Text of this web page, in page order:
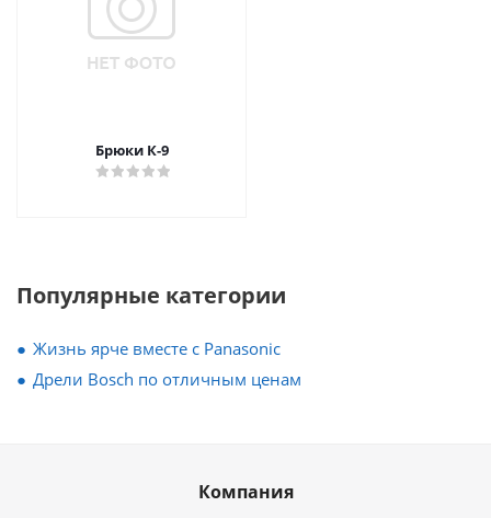
Брюки К-9
Популярные категории
Жизнь ярче вместе с Panasonic
Дрели Bosch по отличным ценам
Компания